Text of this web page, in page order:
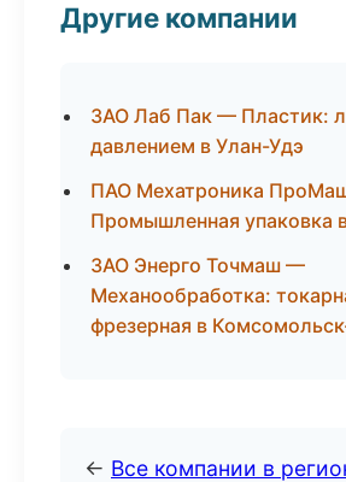
Другие компании
ЗАО Лаб Пак — Пластик:
давлением в Улан-Удэ
ПАО Мехатроника
Промышленная упаковка
ЗАО Энерго Точмаш —
Механообработка:
фрезерная в
← Все компании в